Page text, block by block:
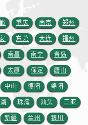
江苏省连云港市海州区通灌北路售后服务中心（需提前预约）
江苏省南京市秦淮区中山南路1号南京中心22层22-C1-C3室售后服务中心（需提前预约）
江苏省宿迁市宿城区西湖路售后服务中心（需提前预约）
江苏省泰州市海陵区永定东路399号置地商务中心东塔（华润万象城）17层1706室售后服务中心（需提前预约）
江苏省徐州市鼓楼区淮海东路29号苏宁广场IFC国际金融中心35层3508室售后服务中心（需提前预约）
江苏省盐城市盐都区世纪大道5号盐城金融城写字楼1号楼16层1604室售后服务中心（需提前预约）
江苏省扬州市邗江区国展路29号星耀天地写字楼1号楼18层1803室售后服务中心（需提前预约）
江苏省镇江市京口区中山东路售后服务中心（需提前预约）
重庆 南京 郑州
东莞 大连 福州
南昌 南宁 青岛
太原 保定 唐山
中山 德阳 绵阳
珠海 汕头 三亚
新疆 兰州 银川